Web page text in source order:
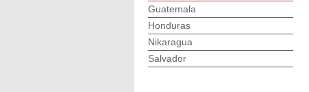
Guatemala
Honduras
Nikaragua
Salvador